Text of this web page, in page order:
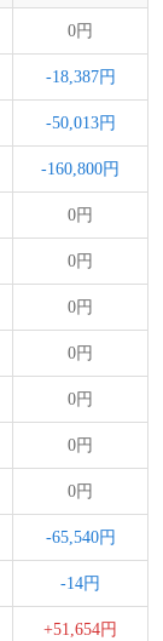
0円
-18,387円
-50,013円
-160,800円
0円
0円
0円
0円
0円
0円
0円
-65,540円
-14円
+51,654円